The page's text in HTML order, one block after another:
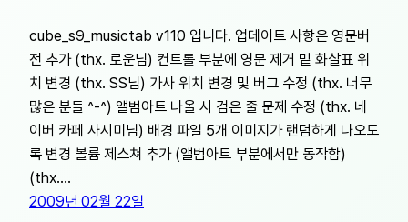
cube_s9_musictab v110 입니다. 업데이트 사항은 영문버
전 추가 (thx. 로운님) 컨트롤 부분에 영문 제거 밑 화살표 위
치 변경 (thx. SS님) 가사 위치 변경 및 버그 수정 (thx. 너무
많은 분들 ^-^) 앨범아트 나올 시 검은 줄 문제 수정 (thx. 네
이버 카페 사시미님) 배경 파일 5개 이미지가 랜덤하게 나오도
록 변경 볼륨 제스쳐 추가 (앨범아트 부분에서만 동작함)
(thx.…
2009년 02월 22일